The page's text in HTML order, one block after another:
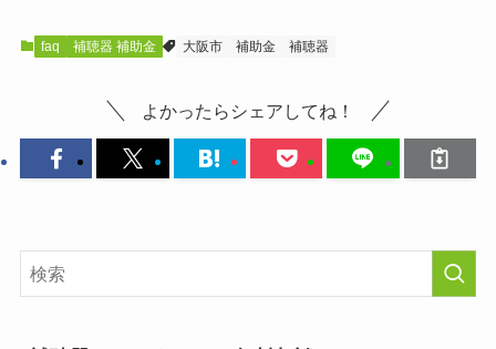
faq 補聴器 補助金 大阪市 補助金 補聴器
よかったらシェアしてね！